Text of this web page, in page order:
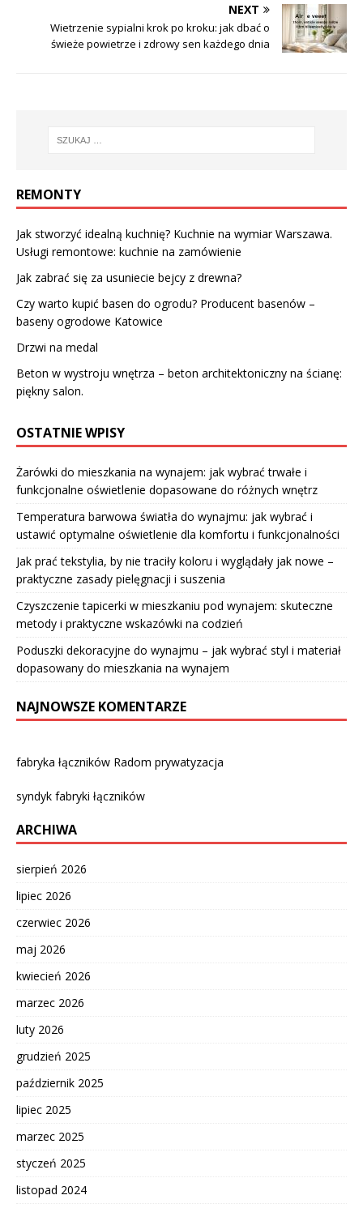
NEXT
Wietrzenie sypialni krok po kroku: jak dbać o
świeże powietrze i zdrowy sen każdego dnia
REMONTY
Jak stworzyć idealną kuchnię? Kuchnie na wymiar Warszawa.
Usługi remontowe: kuchnie na zamówienie
Jak zabrać się za usuniecie bejcy z drewna?
Czy warto kupić basen do ogrodu? Producent basenów –
baseny ogrodowe Katowice
Drzwi na medal
Beton w wystroju wnętrza – beton architektoniczny na ścianę:
piękny salon.
OSTATNIE WPISY
Żarówki do mieszkania na wynajem: jak wybrać trwałe i
funkcjonalne oświetlenie dopasowane do różnych wnętrz
Temperatura barwowa światła do wynajmu: jak wybrać i
ustawić optymalne oświetlenie dla komfortu i funkcjonalności
Jak prać tekstylia, by nie traciły koloru i wyglądały jak nowe –
praktyczne zasady pielęgnacji i suszenia
Czyszczenie tapicerki w mieszkaniu pod wynajem: skuteczne
metody i praktyczne wskazówki na codzień
Poduszki dekoracyjne do wynajmu – jak wybrać styl i materiał
dopasowany do mieszkania na wynajem
NAJNOWSZE KOMENTARZE
fabryka łączników Radom prywatyzacja
syndyk fabryki łączników
ARCHIWA
sierpień 2026
lipiec 2026
czerwiec 2026
maj 2026
kwiecień 2026
marzec 2026
luty 2026
grudzień 2025
październik 2025
lipiec 2025
marzec 2025
styczeń 2025
listopad 2024